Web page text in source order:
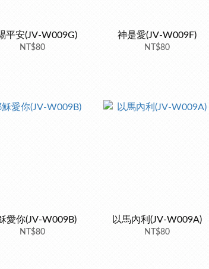
平安(JV-W009G)
NT$80
神是愛(JV-W009F)
NT$80
愛你(JV-W009B)
NT$80
以馬內利(JV-W009A)
NT$80